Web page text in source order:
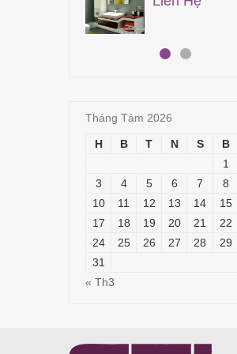
Tháng Tám 2026
H B T N S B
1
3
4 5 6 7 8
10
11 12 13 14 15
17
18 19 20 21 22
24
25 26 27 28 29
31
« Th3